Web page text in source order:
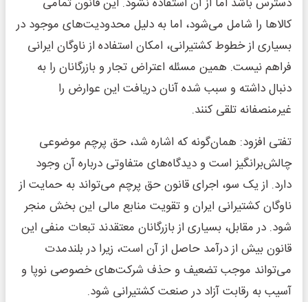
کالاها را شامل می‌شود، اما به دلیل محدودیت‌های موجود در
بسیاری از خطوط کشتیرانی، امکان استفاده از ناوگان ایرانی
فراهم نیست. همین مسئله اعتراض تجار و بازرگانان را به
دنبال داشته و سبب شده آنان دریافت این عوارض را
غیرمنصفانه تلقی کنند.
تفتی افزود: همان‌گونه که اشاره شد، حق پرچم موضوعی
چالش‌برانگیز است و دیدگاه‌های متفاوتی درباره آن وجود
دارد. از یک سو، اجرای قانون حق پرچم می‌تواند به حمایت از
ناوگان کشتیرانی ایران و تقویت منابع مالی این بخش منجر
شود. در مقابل، بسیاری از بازرگانان معتقدند تبعات منفی این
قانون بیش از درآمد حاصل از آن است، زیرا در بلندمدت
می‌تواند موجب تضعیف و حذف شرکت‌های خصوصی نوپا و
آسیب به رقابت آزاد در صنعت کشتیرانی شود.